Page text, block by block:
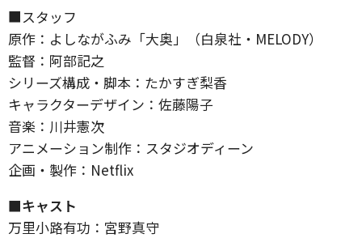
■スタッフ
原作：よしながふみ「大奥」（白泉社・MELODY）
監督：阿部記之
シリーズ構成・脚本：たかすぎ梨香
キャラクターデザイン：佐藤陽子
音楽：川井憲次
アニメーション制作：スタジオディーン
企画・製作：Netflix
■キャスト
万里小路有功：宮野真守